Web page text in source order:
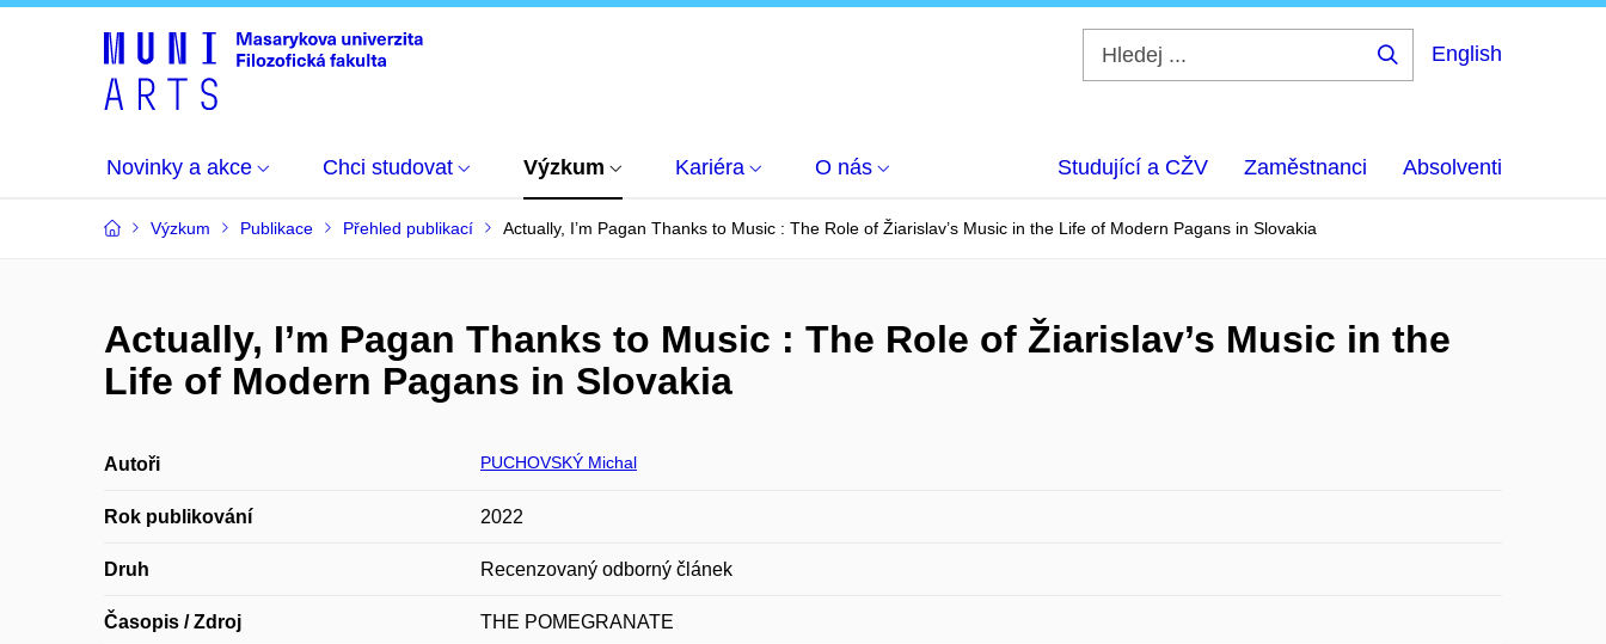
English
Novinky a akce Chci studovat Výzkum Kariéra O nás Studující a CŽV Zaměstnanci Absolventi
Výzkum Publikace Přehled publikací Actually, I’m Pagan Thanks to Music : The Role of Žiarislav’s Music in the Life of Modern Pagans in Slovakia
Actually, I’m Pagan Thanks to Music : The Role of Žiarislav’s Music in the
Life of Modern Pagans in Slovakia
Autoři PUCHOVSKÝ Michal
Rok publikování 2022
Druh Recenzovaný odborný článek
Časopis / Zdroj THE POMEGRANATE